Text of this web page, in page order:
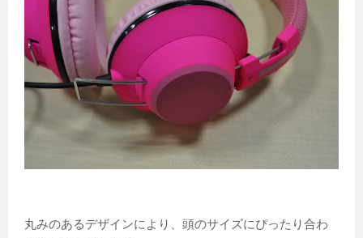
丸みのあるデザインにより、頭のサイズにぴったり合わ